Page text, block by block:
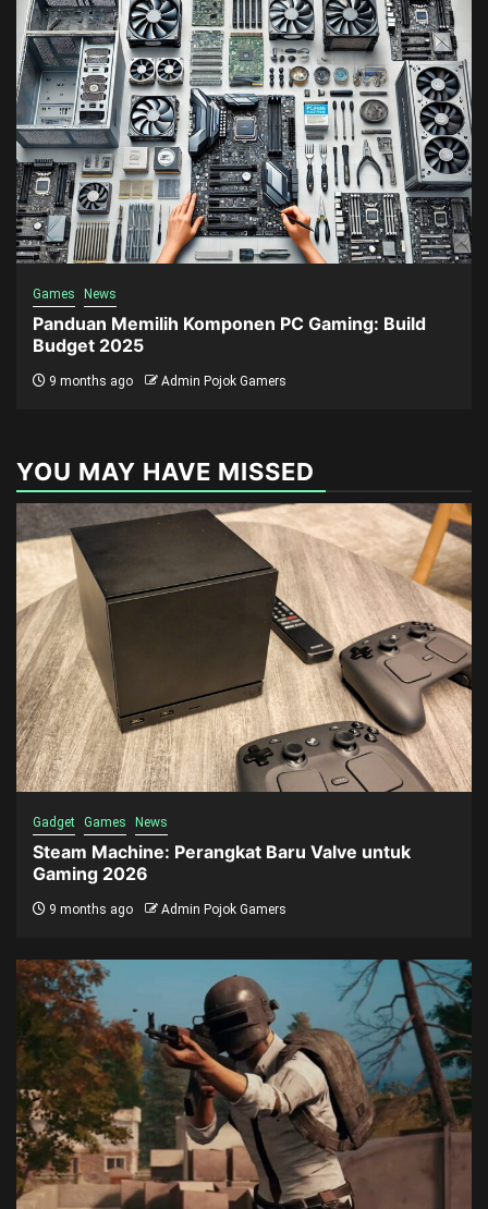
Games News
Panduan Memilih Komponen PC Gaming: Build
Budget 2025
9 months ago Admin Pojok Gamers
YOU MAY HAVE MISSED
Gadget Games News
Steam Machine: Perangkat Baru Valve untuk
Gaming 2026
9 months ago Admin Pojok Gamers